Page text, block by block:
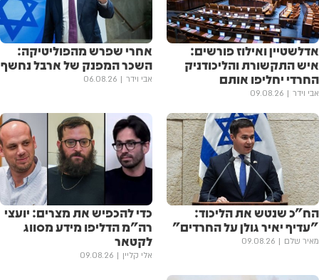
אדלשטיין ואילוז פורשים:
איש התקשורת והליכודניק
החרדי יחליפו אותם
אבי וידר 09.08.26
אחרי שפרש מהפוליטיקה:
השכר המפנק של ארבל נחשף
אבי וידר 06.08.26
הח"כ שנטש את הליכוד:
"עדיף יאיר גולן על החרדים"
מאיר שלם 09.08.26
כדי להכפיש את מצרים: יועצי
רה"מ הדליפו מידע מסווג
לקטאר
אלי קליין 09.08.26